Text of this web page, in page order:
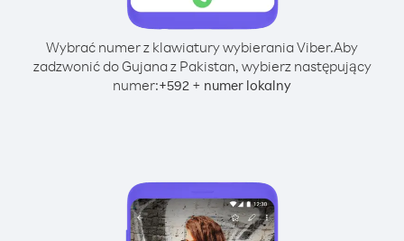
Wybrać numer z klawiatury wybierania Viber.Aby
zadzwonić do Gujana z Pakistan, wybierz następujący
numer:+592 + numer lokalny